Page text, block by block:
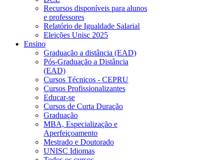
Recursos disponíveis para alunos
e professores
Relatório de Igualdade Salarial
Eleições Unisc 2025
Ensino
Graduação a distância (EAD)
Pós-Graduação a Distância
(EAD)
Cursos Técnicos - CEPRU
Cursos Profissionalizantes
Educar-se
Cursos de Curta Duração
Graduação
MBA, Especialização e
Aperfeiçoamento
Mestrado e Doutorado
UNISC Idiomas